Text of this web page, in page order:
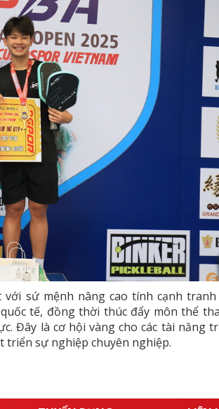
sứ mệnh nâng cao tính cạnh
tế, đồng thời thúc đẩy môn thể
Đây là cơ hội vàng cho các tài năng
triển sự nghiệp chuyên nghiệp.